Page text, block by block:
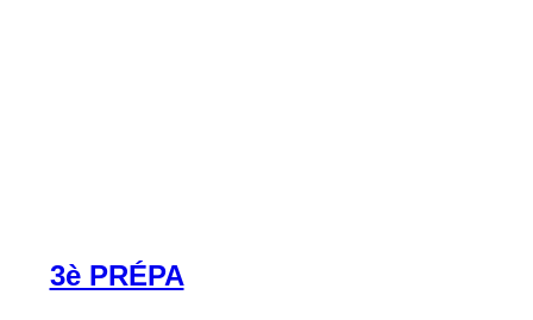
3è PRÉPA